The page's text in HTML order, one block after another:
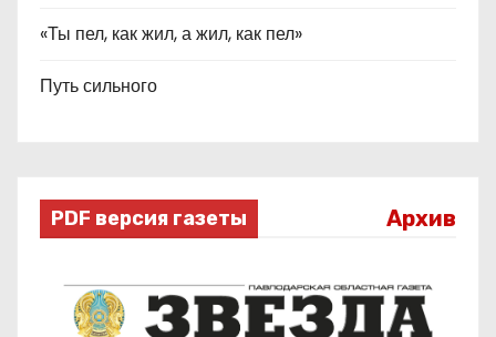
«Ты пел, как жил, а жил, как пел»
Путь сильного
PDF версия газеты Архив